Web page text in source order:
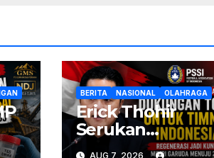
BERITA NASIONAL OLAHRAGA
Erick Thohir
Serukan
Dukungan Total
AUG 7, 2026